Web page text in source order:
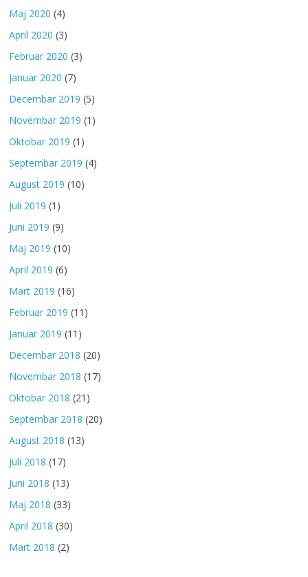
Maj 2020 (4)
April 2020 (3)
Februar 2020 (3)
Januar 2020 (7)
Decembar 2019 (5)
Novembar 2019 (1)
Oktobar 2019 (1)
Septembar 2019 (4)
August 2019 (10)
Juli 2019 (1)
Juni 2019 (9)
Maj 2019 (10)
April 2019 (6)
Mart 2019 (16)
Februar 2019 (11)
Januar 2019 (11)
Decembar 2018 (20)
Novembar 2018 (17)
Oktobar 2018 (21)
Septembar 2018 (20)
August 2018 (13)
Juli 2018 (17)
Juni 2018 (13)
Maj 2018 (33)
April 2018 (30)
Mart 2018 (2)